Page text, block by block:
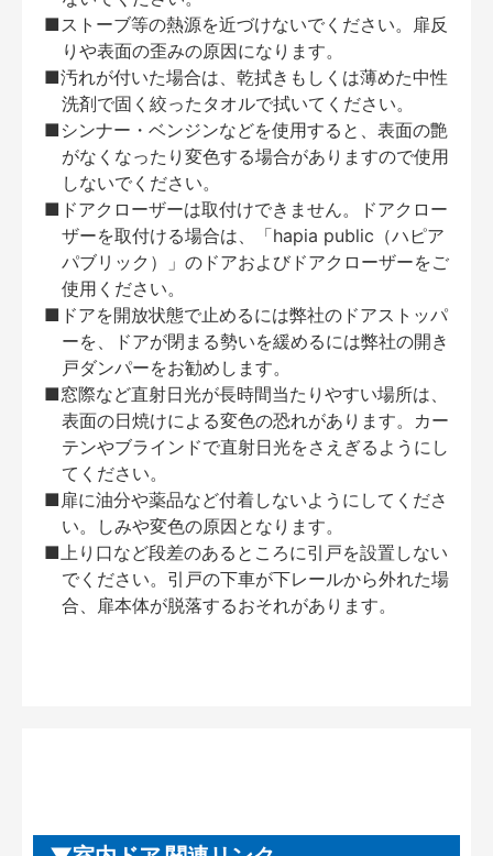
■ストーブ等の熱源を近づけないでください。扉反
りや表面の歪みの原因になります。
■汚れが付いた場合は、乾拭きもしくは薄めた中性
洗剤で固く絞ったタオルで拭いてください。
■シンナー・ベンジンなどを使用すると、表面の艶
がなくなったり変色する場合がありますので使用
しないでください。
■ドアクローザーは取付けできません。ドアクロー
ザーを取付ける場合は、「hapia public（ハピア
パブリック）」のドアおよびドアクローザーをご
使用ください。
■ドアを開放状態で止めるには弊社のドアストッパ
ーを、ドアが閉まる勢いを緩めるには弊社の開き
戸ダンパーをお勧めします。
■窓際など直射日光が長時間当たりやすい場所は、
表面の日焼けによる変色の恐れがあります。カー
テンやブラインドで直射日光をさえぎるようにし
てください。
■扉に油分や薬品など付着しないようにしてくださ
い。しみや変色の原因となります。
■上り口など段差のあるところに引戸を設置しない
でください。引戸の下車が下レールから外れた場
合、扉本体が脱落するおそれがあります。